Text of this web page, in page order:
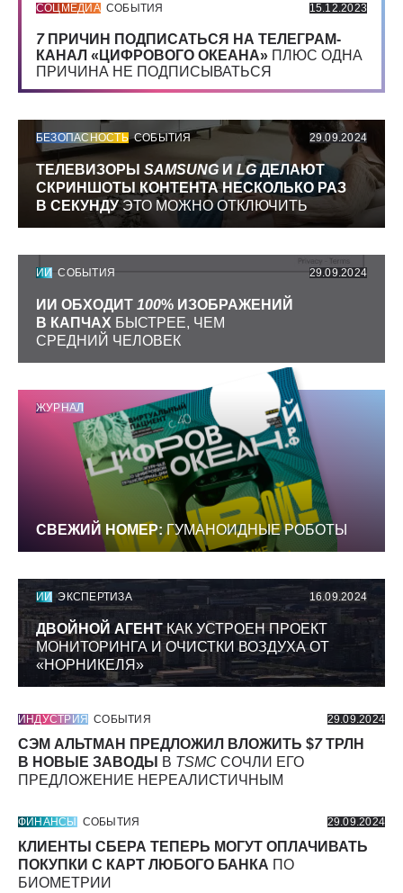
СОЦМЕДИА СОБЫТИЯ 15.12.2023
7 ПРИЧИН ПОДПИСАТЬСЯ НА ТЕЛЕГРАМ-
КАНАЛ «ЦИФРОВОГО ОКЕАНА» ПЛЮС ОДНА
ПРИЧИНА НЕ ПОДПИСЫВАТЬСЯ
БЕЗОПАСНОСТЬ СОБЫТИЯ 29.09.2024
ТЕЛЕВИЗОРЫ SAMSUNG И LGДЕЛАЮТ
СКРИНШОТЫ КОНТЕНТА НЕСКОЛЬКО РАЗ
В СЕКУНДУЭТО МОЖНО ОТКЛЮЧИТЬ
ИИ СОБЫТИЯ 29.09.2024
ИИ ОБХОДИТ 100% ИЗОБРАЖЕНИЙ
В КАПЧАХ БЫСТРЕЕ, ЧЕМ
СРЕДНИЙ ЧЕЛОВЕК
ЖУРНАЛ
СВЕЖИЙ НОМЕР: ГУМАНОИДНЫЕ РОБОТЫ
ИИ ЭКСПЕРТИЗА 16.09.2024
ДВОЙНОЙ АГЕНТКАК УСТРОЕН ПРОЕКТ
МОНИТОРИНГА И ОЧИСТКИ ВОЗДУХА ОТ
«НОРНИКЕЛЯ»
ИНДУСТРИЯ СОБЫТИЯ 29.09.2024
СЭМ АЛЬТМАН ПРЕДЛОЖИЛ ВЛОЖИТЬ $7ТРЛН
В НОВЫЕ ЗАВОДЫ
В TSMC СОЧЛИ ЕГО
ПРЕДЛОЖЕНИЕ НЕРЕАЛИСТИЧНЫМ
ФИНАНСЫ СОБЫТИЯ 29.09.2024
КЛИЕНТЫ СБЕРА ТЕПЕРЬ МОГУТ ОПЛАЧИВАТЬ
ПОКУПКИ С КАРТ ЛЮБОГО БАНКА ПО
БИОМЕТРИИ